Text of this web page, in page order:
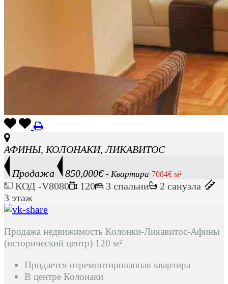
АФИНЫ, КОЛОНАКИ, ЛИКАВИТОС
Продажа 850,000€ - Квартира 7084€ м²
КОД -V8080 120 3 спальни
2 санузла
3 этаж
Продажа недвижимость Колонки-Ликавитос-Афины
(исторический центр) 120 м²
Продается отремонтированная квартира
В центре Колонаки